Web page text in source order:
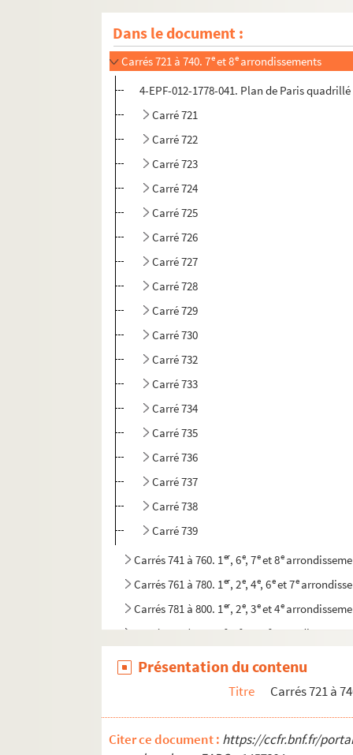
Dans le document :
Carrés 721 à 740. 7eet 8earrondissements
4-EPF-012-1778-041. Plan de Paris
Carré 721
Carré 722
Carré 723
Carré 724
Carré 725
Carré 726
Carré 727
Carré 728
Carré 729
Carré 730
Carré 732
Carré 733
Carré 734
Carré 735
Carré 736
Carré 737
Carré 738
Carré 739
Carrés 741 à 760. 1er, 6e, 7eet 8e
Carrés 761 à 780. 1er, 2e, 4e, 6eet 7e
Carrés 781 à 800. 1er, 2e, 3eet 4e
Carrés 801 à 820. 3
e, 4 eet 11 e
Carrés 821 à 840. 11
et 20
Carrés 881 à 887. 16
arrondissement, Bois
e
Présentation du contenu
Titre Carrés 721 à
Citer ce document : https://ccfr.bnf.fr/